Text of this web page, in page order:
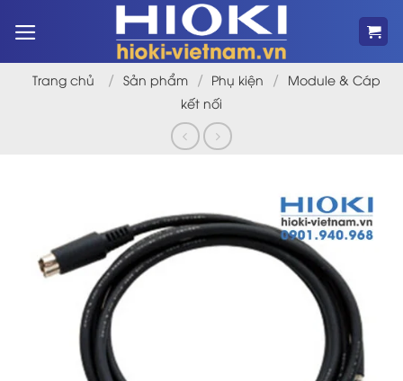
qua
dungTrang chủ / Sản phẩm / Phụ kiện /
Module & Cáp
kết nối